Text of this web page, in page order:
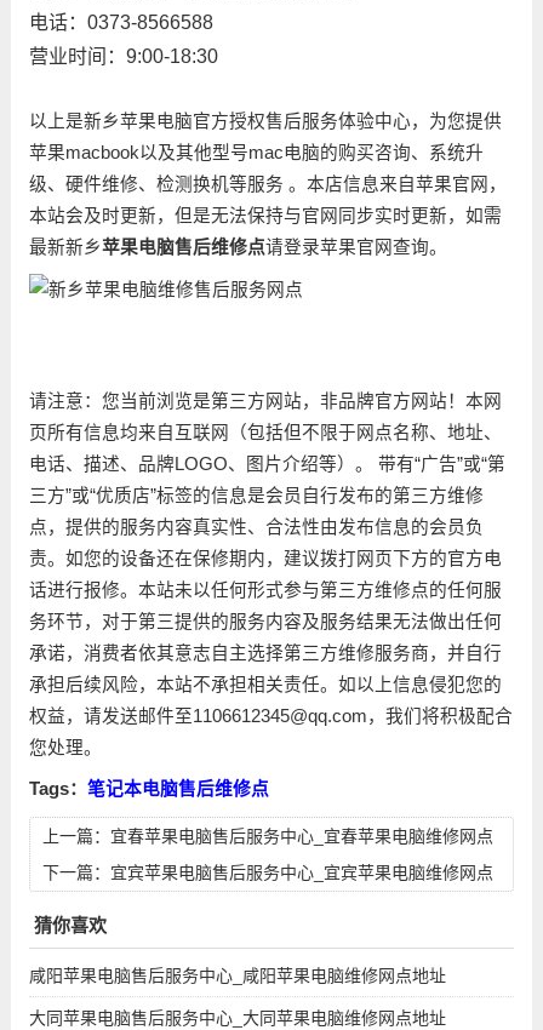
电话：0373-8566588
营业时间：9:00-18:30
以上是新乡苹果电脑官方授权售后服务体验中心，为您提供
苹果macbook以及其他型号mac电脑的购买咨询、系统升
级、硬件维修、检测换机等服务 。本店信息来自苹果官网，
本站会及时更新，但是无法保持与官网同步实时更新，如需
最新新乡苹果电脑售后维修点请登录苹果官网查询。
请注意：您当前浏览是第三方网站，非品牌官方网站！本网
页所有信息均来自互联网（包括但不限于网点名称、地址、
电话、描述、品牌LOGO、图片介绍等）。 带有“广告”或“第
三方”或“优质店”标签的信息是会员自行发布的第三方维修
点，提供的服务内容真实性、合法性由发布信息的会员负
责。如您的设备还在保修期内，建议拨打网页下方的官方电
话进行报修。本站未以任何形式参与第三方维修点的任何服
务环节，对于第三提供的服务内容及服务结果无法做出任何
承诺，消费者依其意志自主选择第三方维修服务商，并自行
承担后续风险，本站不承担相关责任。如以上信息侵犯您的
权益，请发送邮件至1106612345@qq.com，我们将积极配合
您处理。
Tags： 笔记本电脑售后维修点
上一篇： 宜春苹果电脑售后服务中心_宜春苹果电脑维修网点
地址
下一篇： 宜宾苹果电脑售后服务中心_宜宾苹果电脑维修网点
猜你喜欢
咸阳苹果电脑售后服务中心_咸阳苹果电脑维修网点地址
大同苹果电脑售后服务中心_大同苹果电脑维修网点地址